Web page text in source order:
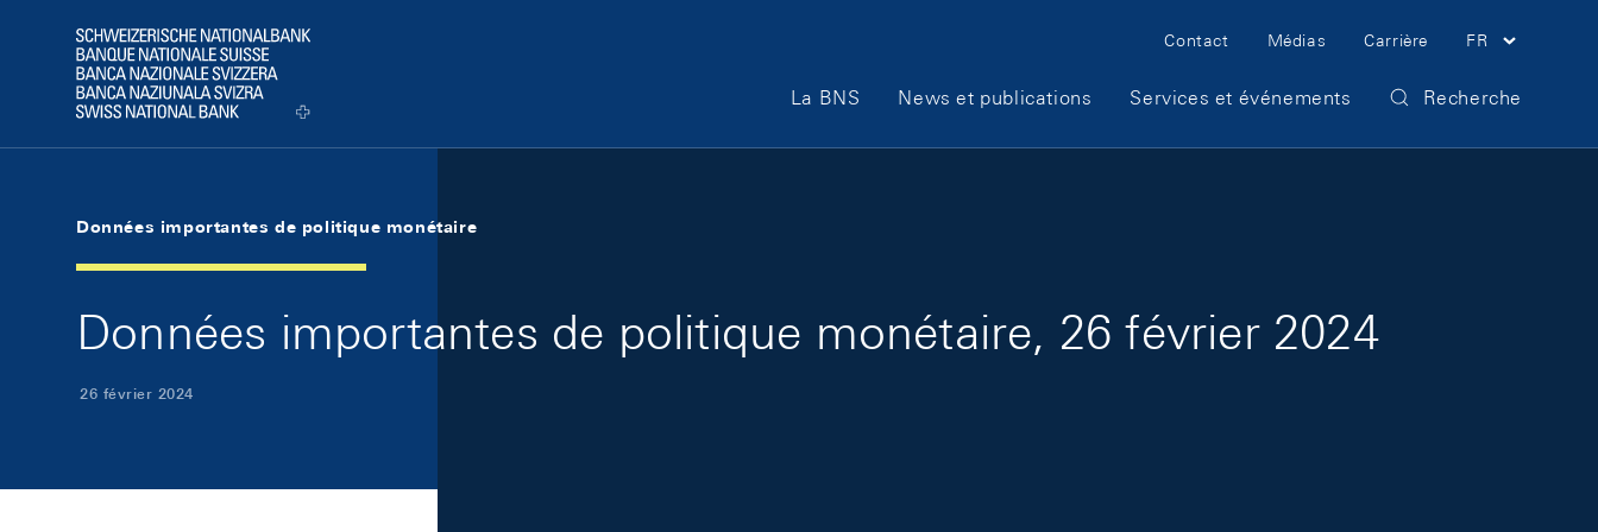
Logo
Meta Navigation
Contact Médias Carrière FR
Main Navigation
La BNS News et publications Services et événements Recherche
Données importantes de politique monétaire
Données importantes de politique monétaire, 26 février 2024
26 février 2024